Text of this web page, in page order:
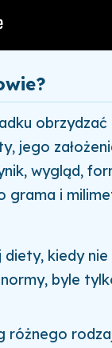
jego
wygląd,
grama i
kiedy
byle
różnego